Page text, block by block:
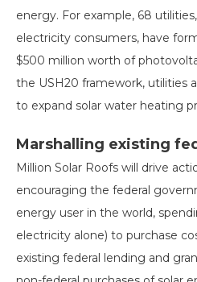
energy. For example, 68
electricity consumers, have
$500 million worth of
the USH20 framework, utilities
to expand solar water heating
Marshalling existing
Million Solar Roofs will drive
encouraging the federal
energy user in the world,
electricity alone) to purchase
existing federal lending and